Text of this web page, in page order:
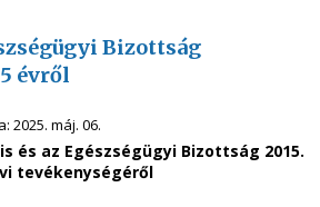
Bizottság
évről
2025. máj. 06.
és az Egészségügyi Bizottság 2015.
tevékenységéről